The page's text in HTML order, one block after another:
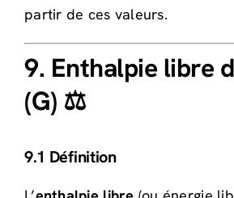
partir de ces valeurs.
9. Enthalpie libre
(G) ⚖️
9.1 Définition